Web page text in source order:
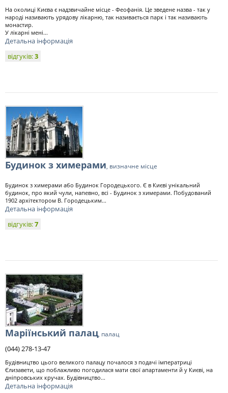
На околиці Києва є надзвичайне місце - Феофанія. Це зведене назва - так у
народі називають урядову лікарню, так називається парк і так називають
монастир.
У лікарні мені...
Детальна інформація
відгуків:3
Будинок з химерами, визначне місце
Будинок з химерами або Будинок Городецького. Є в Києві унікальний
будинок, про який чули, напевно, всі - Будинок з химерами. Побудований
1902 архітектором В. Городецьким...
Детальна інформація
відгуків:7
Маріїнський палац, палац
(044) 278-13-47
Будівництво цього великого палацу почалося з подачі імператриці
Єлизавети, що поблажливо погодилася мати свої апартаменти й у Києві, на
дніпровських кручах. Будівництво...
Детальна інформація